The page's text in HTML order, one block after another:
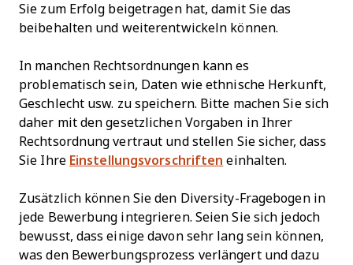
Sie zum Erfolg beigetragen hat, damit Sie das
beibehalten und weiterentwickeln können.
In manchen Rechtsordnungen kann es
problematisch sein, Daten wie ethnische Herkunft,
Geschlecht usw. zu speichern. Bitte machen Sie sich
daher mit den gesetzlichen Vorgaben in Ihrer
Rechtsordnung vertraut und stellen Sie sicher, dass
Sie Ihre Einstellungsvorschriften einhalten.
Zusätzlich können Sie den Diversity-Fragebogen in
jede Bewerbung integrieren. Seien Sie sich jedoch
bewusst, dass einige davon sehr lang sein können,
was den Bewerbungsprozess verlängert und dazu